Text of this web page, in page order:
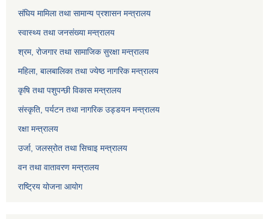
संघिय मामिला तथा सामान्य प्रशासन मन्त्रालय
स्वास्थ्य तथा जनसंख्या मन्त्रालय
श्रम, रोजगार तथा सामाजिक सुरक्षा मन्त्रालय
महिला, बालबालिका तथा ज्येष्ठ नागरिक मन्त्रालय
कृषि तथा पशुपन्छी विकास मन्त्रालय
संस्कृति, पर्यटन तथा नागरिक उड्डयन मन्त्रालय
रक्षा मन्त्रालय
उर्जा, जलस्रोत तथा सिचाइ मन्त्रालय
वन तथा वातावरण मन्त्रालय
राष्ट्रिय योजना आयोग